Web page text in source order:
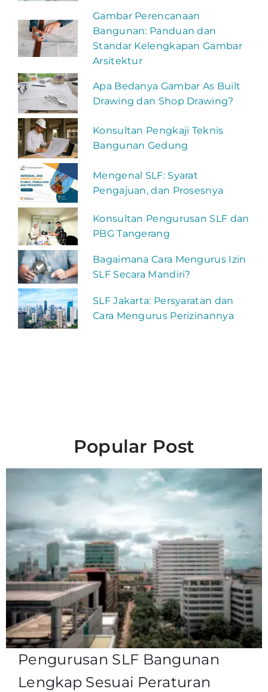
Gambar Perencanaan
Bangunan: Panduan dan
Standar Kelengkapan Gambar
Arsitektur
Apa Bedanya Gambar As Built
Drawing dan Shop Drawing?
Konsultan Pengkaji Teknis
Bangunan Gedung
Mengenal SLF: Syarat
Pengajuan, dan Prosesnya
Konsultan Pengurusan SLF dan
PBG Tangerang
Bagaimana Cara Mengurus Izin
SLF Secara Mandiri?
SLF Jakarta: Persyaratan dan
Cara Mengurus Perizinannya
Popular Post
Pengurusan SLF Bangunan
Lengkap Sesuai Peraturan